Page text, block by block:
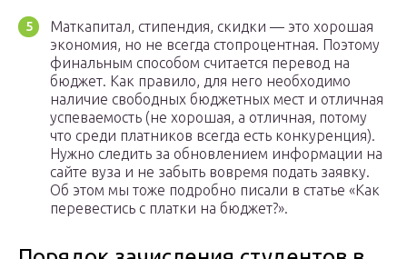
Маткапитал, стипендия, скидки — это хорошая
экономия, но не всегда стопроцентная. Поэтому
финальным способом считается перевод на
бюджет. Как правило, для него необходимо
наличие свободных бюджетных мест и отличная
успеваемость (не хорошая, а отличная, потому
что среди платников всегда есть конкуренция).
Нужно следить за обновлением информации на
сайте вуза и не забыть вовремя подать заявку.
Об этом мы тоже подробно писали в статье «Как
перевестись с платки на бюджет?».